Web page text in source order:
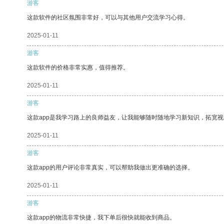
游客
这款软件的社区氛围非常好，可以与其他用户交流学习心得。
2025-01-11
游客
这款软件的价格非常实惠，值得推荐。
2025-01-11
游客
这款app是我学习路上的良师益友，让我能够随时随地学习新知识，拓宽
2025-01-11
游客
这款app的用户评论非常真实，可以帮助我做出更准确的选择。
2025-01-11
游客
这款app的物流非常快捷，我下单后很快就能收到商品。